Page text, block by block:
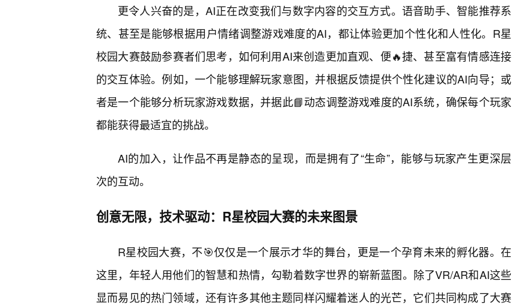
更令人兴奋的是，AI正在改变我们与数字内容的交互方式。语音助手、智能推荐系
统、甚至是能够根据用户情绪调整游戏难度的AI，都让体验更加个性化和人性化。R星
校园大赛鼓励参赛者们思考，如何利用AI来创造更加直观、便🔥捷、甚至富有情感连接
的交互体验。例如，一个能够理解玩家意图，并根据反馈提供个性化建议的AI向导；或
者是一个能够分析玩家游戏数据，并据此📘动态调整游戏难度的AI系统，确保每个玩家
都能获得最适宜的挑战。
AI的加入，让作品不再是静态的呈现，而是拥有了“生命”，能够与玩家产生更深层
次的互动。
创意无限，技术驱动：R星校园大赛的未来图景
R星校园大赛，不🎯仅仅是一个展示才华的舞台，更是一个孕育未来的孵化器。在
这里，年轻人用他们的智慧和热情，勾勒着数字世界的崭新蓝图。除了VR/AR和AI这些
显而易见的热门领域，还有许多其他主题同样闪耀着迷人的光芒，它们共同构成了大赛